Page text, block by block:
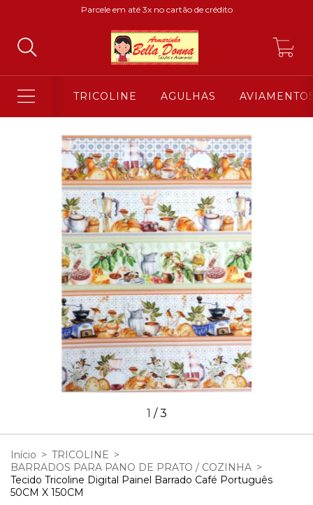
Parcele em até 3x no cartão de crédito
TRICOLINE AGULHAS
1 /3
Início > TRICOLINE >
BARRADOS PARA PANO DE PRATO / COZINHA >
Tecido Tricoline Digital Painel Barrado Café Português
50CM X 150CM